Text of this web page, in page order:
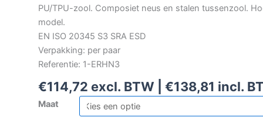
PU/TPU-zool. Composiet neus en stalen tussenzool.
model.
EN ISO 20345 S3 SRA ESD
Verpakking: per paar
Referentie: 1-ERHN3
€114,72 excl. BTW | €138,81 incl.
Maat